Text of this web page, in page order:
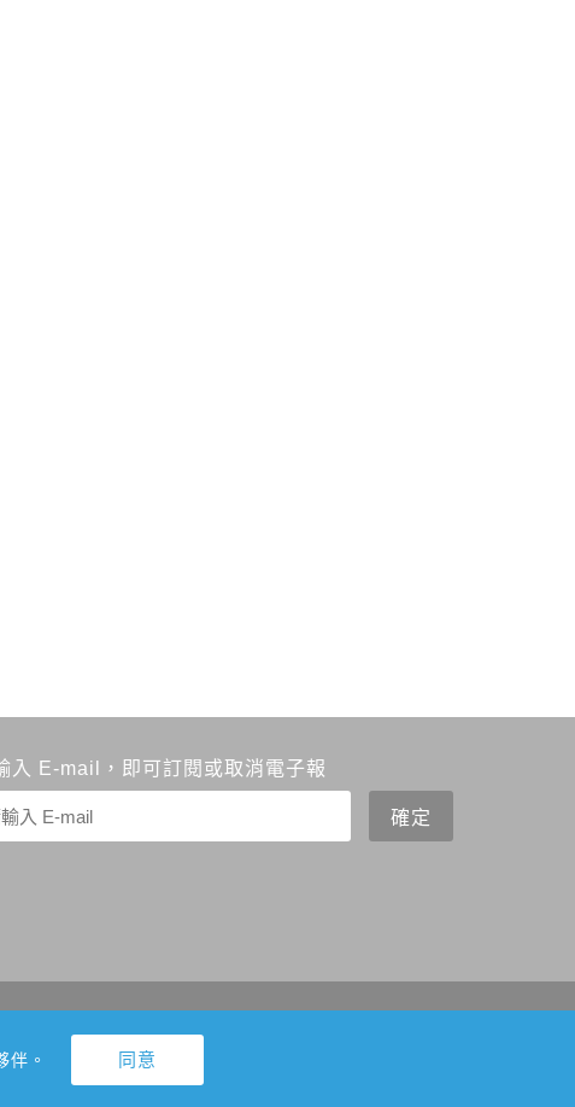
伴。
入 E-mail，即可訂閱或取消電子報
Greatest Idea Strategy Co.,Ltd
等瀏覽器及以1920x1080解析度，以獲得最佳瀏覽體驗